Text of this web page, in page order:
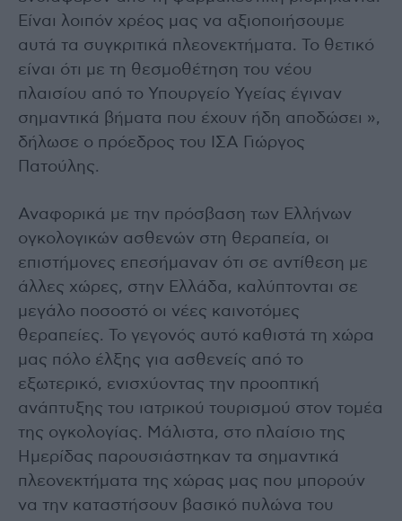
Είναι λοιπόν χρέος μας να αξιοποιήσουμε
αυτά τα συγκριτικά πλεονεκτήματα. Το θετικό
είναι ότι με τη θεσμοθέτηση του νέου
πλαισίου από το Υπουργείο Υγείας έγιναν
σημαντικά βήματα που έχουν ήδη αποδώσει »,
δήλωσε ο πρόεδρος του ΙΣΑ Γιώργος
Πατούλης.
Αναφορικά με την πρόσβαση των Ελλήνων
ογκολογικών ασθενών στη θεραπεία, οι
επιστήμονες επεσήμαναν ότι σε αντίθεση με
άλλες χώρες, στην Ελλάδα, καλύπτονται σε
μεγάλο ποσοστό οι νέες καινοτόμες
θεραπείες. Το γεγονός αυτό καθιστά τη χώρα
μας πόλο έλξης για ασθενείς από το
εξωτερικό, ενισχύοντας την προοπτική
ανάπτυξης του ιατρικού τουρισμού στον τομέα
της ογκολογίας. Μάλιστα, στο πλαίσιο της
Ημερίδας παρουσιάστηκαν τα σημαντικά
πλεονεκτήματα της χώρας μας που μπορούν
να την καταστήσουν βασικό πυλώνα του